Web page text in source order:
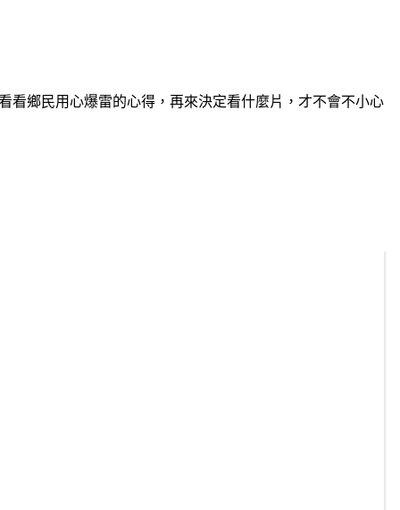
看鄉民用心爆雷的心得，再來決定看什麼片，才不會不小心